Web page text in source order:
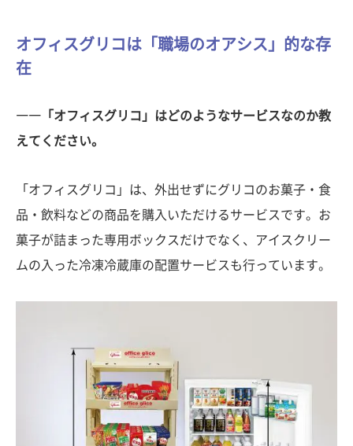
オフィスグリコは「職場のオアシス」的な存
在
――「オフィスグリコ」はどのようなサービスなのか教
えてください。
「オフィスグリコ」は、外出せずにグリコのお菓子・食
品・飲料などの商品を購入いただけるサービスです。お
菓子が詰まった専用ボックスだけでなく、アイスクリー
ムの入った冷凍冷蔵庫の配置サービスも行っています。